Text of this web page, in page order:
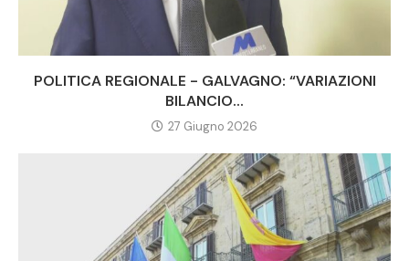
POLITICA REGIONALE - GALVAGNO: “VARIAZIONI
BILANCIO...
27 Giugno 2026